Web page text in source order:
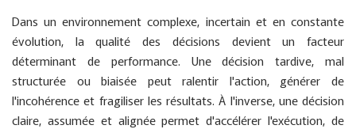
Dans un environnement complexe, incertain et en constante
évolution, la qualité des décisions devient un facteur
déterminant de performance. Une décision tardive, mal
structurée ou biaisée peut ralentir l'action, générer de
l'incohérence et fragiliser les résultats. À l'inverse, une décision
claire, assumée et alignée permet d'accélérer l'exécution, de